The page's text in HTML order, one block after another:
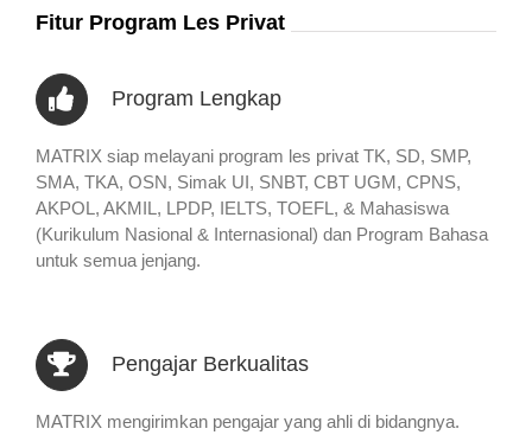
Fitur Program Les Privat
Program Lengkap
MATRIX siap melayani program les privat TK, SD, SMP,
SMA, TKA, OSN, Simak UI, SNBT, CBT UGM, CPNS,
AKPOL, AKMIL, LPDP, IELTS, TOEFL, & Mahasiswa
(Kurikulum Nasional & Internasional) dan Program Bahasa
untuk semua jenjang.
Pengajar Berkualitas
MATRIX mengirimkan pengajar yang ahli di bidangnya.